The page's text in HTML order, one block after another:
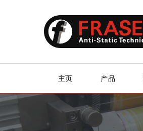
主页 产品